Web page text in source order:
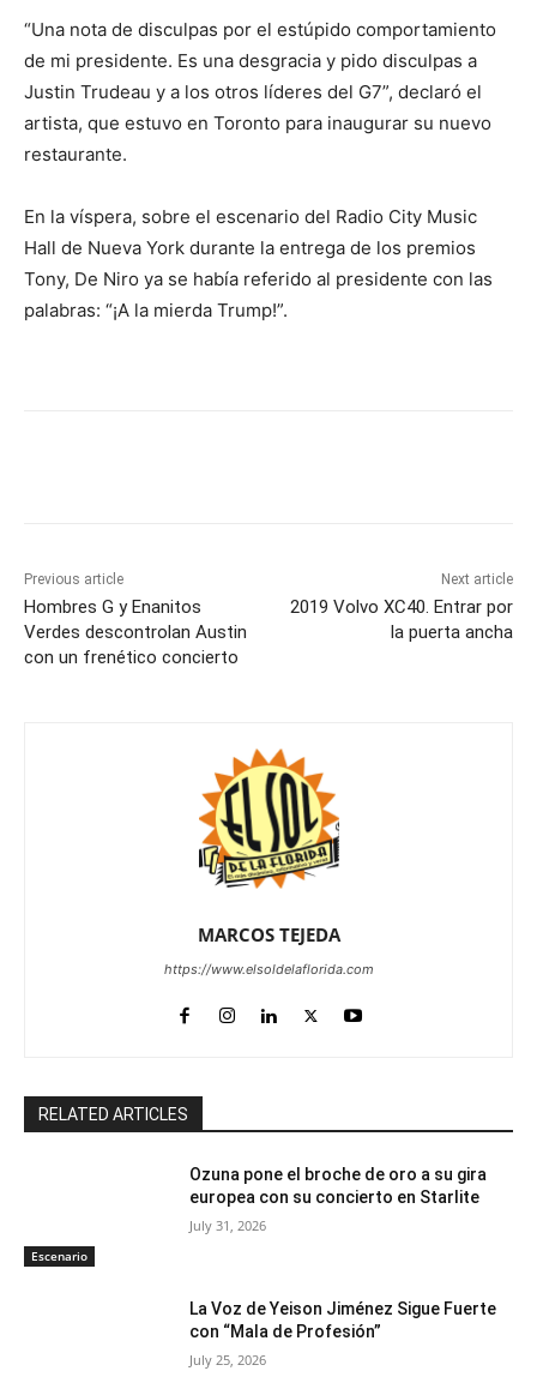
“Una nota de disculpas por el estúpido comportamiento
de mi presidente. Es una desgracia y pido disculpas a
Justin Trudeau y a los otros líderes del G7”, declaró el
artista, que estuvo en Toronto para inaugurar su nuevo
restaurante.
En la víspera, sobre el escenario del Radio City Music
Hall de Nueva York durante la entrega de los premios
Tony, De Niro ya se había referido al presidente con las
palabras: “¡A la mierda Trump!”.
Previous article
Hombres G y Enanitos
Verdes descontrolan Austin
con un frenético concierto
Next article
2019 Volvo XC40. Entrar por
la puerta ancha
MARCOS TEJEDA
https://www.elsoldelaflorida.com
RELATED ARTICLES
Escenario
Ozuna pone el broche de oro a su gira
europea con su concierto en Starlite
July 31, 2026
La Voz de Yeison Jiménez Sigue Fuerte
con “Mala de Profesión”
July 25, 2026